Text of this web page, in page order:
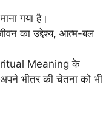
गया है।
का उद्देश्य, आत्म-बल
Meaning के
भीतर की चेतना को भी